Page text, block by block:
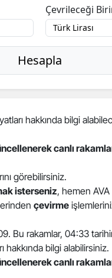
Çevrileceği
Hesapla
hakkında bilgi
canlı
görebilirsiniz.
isterseniz, hemen
çevirme
Bu rakamlar, 04:33
hakkında bilgi alabilirsiniz.
canlı